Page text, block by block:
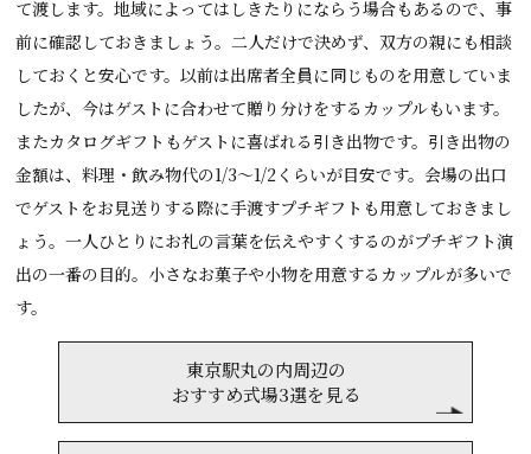
て渡します。地域によってはしきたりにならう場合もあるので、事
前に確認しておきましょう。二人だけで決めず、双方の親にも相談
しておくと安心です。以前は出席者全員に同じものを用意していま
したが、今はゲストに合わせて贈り分けをするカップルもいます。
またカタログギフトもゲストに喜ばれる引き出物です。引き出物の
金額は、料理・飲み物代の1/3～1/2くらいが目安です。会場の出口
でゲストをお見送りする際に手渡すプチギフトも用意しておきまし
ょう。一人ひとりにお礼の言葉を伝えやすくするのがプチギフト演
出の一番の目的。小さなお菓子や小物を用意するカップルが多いで
す。
東京駅丸の内周辺の
おすすめ式場3選を見る